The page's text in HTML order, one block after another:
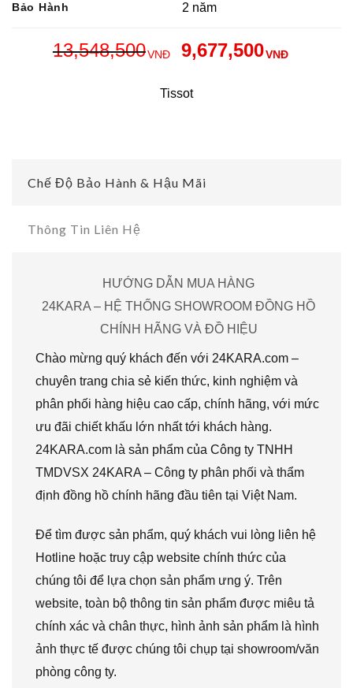
Bảo Hành 2 năm
13,548,500VNĐ 9,677,500VNĐ
Tissot
Chế Độ Bảo Hành & Hậu Mãi
Thông Tin Liên Hệ
HƯỚNG DẪN MUA HÀNG
24KARA – HỆ THỐNG SHOWROOM ĐỒNG HỒ
CHÍNH HÃNG VÀ ĐỒ HIỆU
Chào mừng quý khách đến với 24KARA.com –
chuyên trang chia sẻ kiến thức, kinh nghiệm và
phân phối hàng hiệu cao cấp, chính hãng, với mức
ưu đãi chiết khấu lớn nhất tới khách hàng.
24KARA.com là sản phẩm của Công ty TNHH
TMDVSX 24KARA – Công ty phân phối và thẩm
định đồng hồ chính hãng đầu tiên tại Việt Nam.
Để tìm được sản phẩm, quý khách vui lòng liên hệ
Hotline hoặc truy cập website chính thức của
chúng tôi để lựa chọn sản phẩm ưng ý. Trên
website, toàn bộ thông tin sản phẩm được miêu tả
chính xác và chân thực, hình ảnh sản phẩm là hình
ảnh thực tế được chúng tôi chụp tại showroom/văn
phòng công ty.